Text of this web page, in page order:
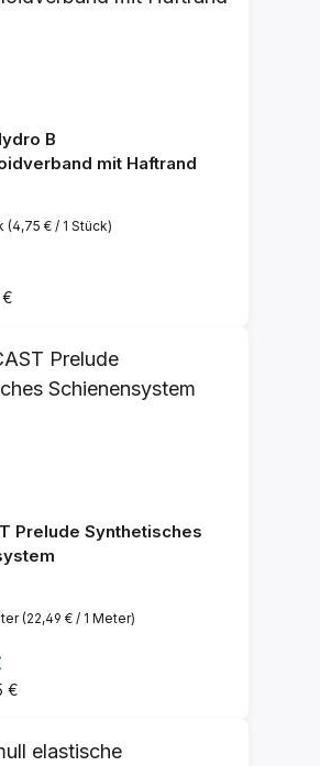
B
mit Haftrand
(4,75 € / 1 Stück)
€
Prelude Synthetisches
(22,49 € / 1 Meter)
€